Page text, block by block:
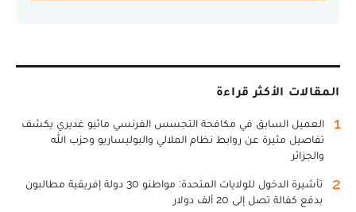
المقالات الأكثر قراءة
1
العميل السابق في مكافحة التجسس الفرنسي ماثيو غديري يكشف
تفاصيل مثيرة عن روابط نظام الملالي والبوليساريو وحزب الله
والجزائر
2
تأشيرة الدخول للولايات المتحدة: مواطنو 30 دولة إفريقية مطالبون
بدفع كفالة تصل إلى 20 ألف دولار